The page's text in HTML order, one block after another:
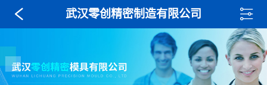
武汉零创精密制造有限公司